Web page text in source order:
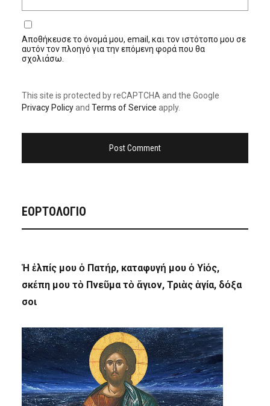
Αποθήκευσε το όνομά μου, email, και τον ιστότοπο μου σε
αυτόν τον πλοηγό για την επόμενη φορά που θα
σχολιάσω.
This site is protected by reCAPTCHA and the Google
Privacy Policyand Terms of Service apply.
ΕΟΡΤΟΛΟΓΙΟ
Ἡ ἐλπίς μου ὁ Πατήρ, καταφυγή μου ὁ Υἱός,
σκέπη μου τὸ Πνεῦμα τὸ ἅγιον, Τριὰς ἁγία, δόξα
σοι